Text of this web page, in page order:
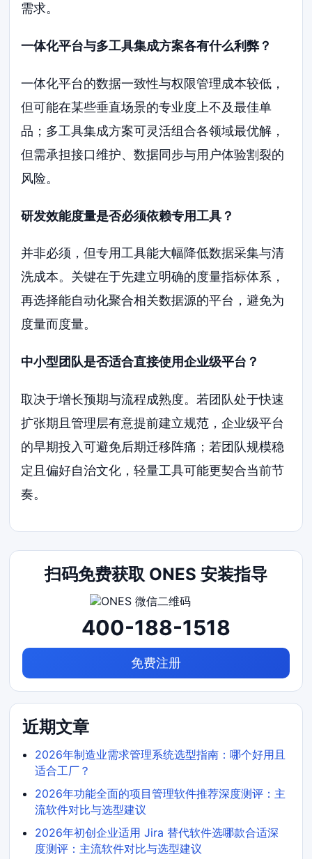
需求。
一体化平台与多工具集成方案各有什么利弊？
一体化平台的数据一致性与权限管理成本较低，
但可能在某些垂直场景的专业度上不及最佳单
品；多工具集成方案可灵活组合各领域最优解，
但需承担接口维护、数据同步与用户体验割裂的
风险。
研发效能度量是否必须依赖专用工具？
并非必须，但专用工具能大幅降低数据采集与清
洗成本。关键在于先建立明确的度量指标体系，
再选择能自动化聚合相关数据源的平台，避免为
度量而度量。
中小型团队是否适合直接使用企业级平台？
取决于增长预期与流程成熟度。若团队处于快速
扩张期且管理层有意提前建立规范，企业级平台
的早期投入可避免后期迁移阵痛；若团队规模稳
定且偏好自治文化，轻量工具可能更契合当前节
奏。
扫码免费获取 ONES 安装指导
400-188-1518
免费注册
近期文章
2026年制造业需求管理系统选型指南：哪个好用且
适合工厂？
2026年功能全面的项目管理软件推荐深度测评：主
流软件对比与选型建议
2026年初创企业适用 Jira 替代软件选哪款合适深
度测评：主流软件对比与选型建议